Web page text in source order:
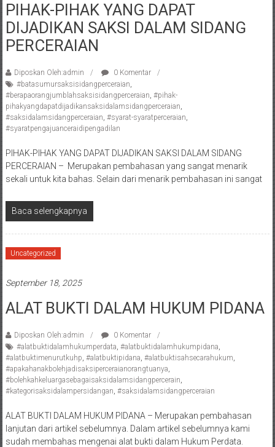
Pengacara
Perceraian/
Advokat
/
Konsultan
Hukum
/
Konsultan
Hukum
Mediator/
Mediasi/
Kidul/Wonosari/Wates/Kulonprogo/
Yogyakarta/Jogja/
kalten/Solo/
Purwakarta,
Sukoharjo/
Semarang/
Batang/Brebes/
Purworejo,
Batu/
Blitar/Surabaya/Palembang/
Bekasi/Jakarta
selatan/
Jakarta
Utara/
Jakarta
Pusat/
PIHAK-PIHAK YANG DAPAT
DIJADIKAN SAKSI DALAM SIDANG
PERCERAIAN
Diposkan Oleh:admin
0 Komentar
#batasumursaksisidangperceraian,
#berapaorangjumblahsaksisidangperceraian, #pihak-
pihakyangdapatdijadikansaksidalamsidangperceraian,
#saksidalamsidangperceraian, #syarat-syaratperceraian,
#syaratpengajuanceraidipengadilan
PIHAK-PIHAK YANG DAPAT DIJADIKAN SAKSI DALAM SIDANG
PERCERAIAN – Merupakan pembahasan yang sangat menarik
sekali untuk kita bahas. Selain dari menarik pembahasan ini sangat
Baca selengkapnya
Uncategorized
September 18, 2025
ALAT BUKTI DALAM HUKUM PIDANA
Diposkan Oleh:admin
0 Komentar
#alatbuktidalamhukumperdata, #alatbuktidalamhukumpidana,
#alatbuktimenurutkuhp, #alatbuktipidana, #alatbuktisahsecarahukum,
#apakahanakbolehjadisaksiperceraianorangtuanya,
#bolehkahkeluargasebagaisaksidalamsidangpercerain,
#kategorisaksidalampersidangan, #saksidalamsidangperceraian
ALAT BUKTI DALAM HUKUM PIDANA – Merupakan pembahasan
lanjutan dari artikel sebelumnya. Dalam artikel sebelumnya kami
sudah membahas mengenai alat bukti dalam Hukum Perdata.